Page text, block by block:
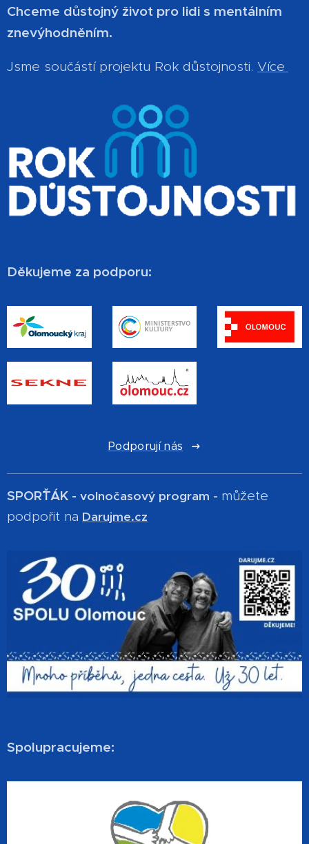
Chceme důstojný život pro lidi s mentálním
znevýhodněním.
Jsme součástí projektu Rok důstojnosti. Více
Děkujeme za podporu:
Podporují nás
SPOR´ŤÁK - volnočasový program - můžete
podpořit na Darujme.cz
Spolupracujeme: